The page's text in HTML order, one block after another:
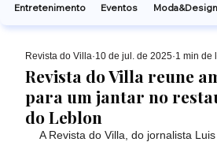
Revista do Villa reune
para um jantar no
do Leblon
Revista do Villa 10 de jul. de 2025 1 min de
A Revista do Villa, do jornalista
Entretenimento
Eventos Moda&Design